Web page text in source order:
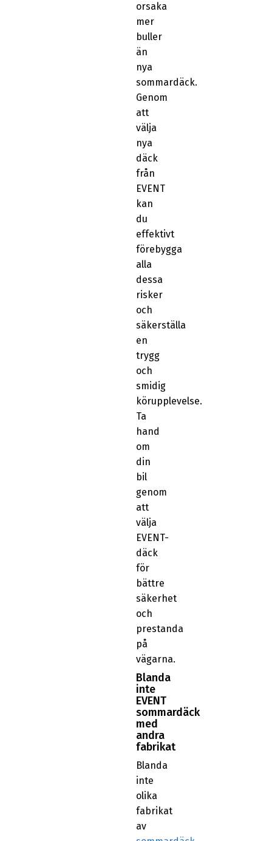
orsaka
mer
buller
än
nya
sommardäck.
Genom
att
välja
nya
däck
från
EVENT
kan
du
effektivt
förebygga
alla
dessa
risker
och
säkerställa
en
trygg
och
smidig
körupplevelse.
Ta
hand
om
din
bil
genom
att
välja
EVENT-
däck
för
bättre
säkerhet
och
prestanda
på
vägarna.
Blanda
inte
EVENT
sommardäck
med
andra
fabrikat
Blanda
inte
olika
fabrikat
av